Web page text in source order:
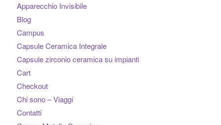
Apparecchio Invisibile
Blog
Campus
Capsule Ceramica Integrale
Capsule zirconio ceramica su impianti
Cart
Checkout
Chi sono – Viaggi
Contatti